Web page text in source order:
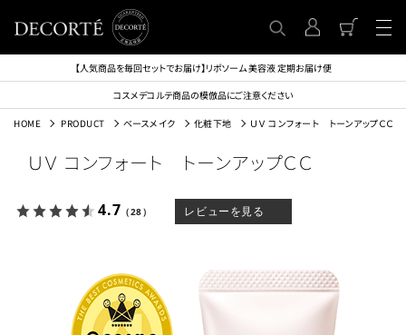
【人気商品を毎回セットでお届け】リポソーム 美容液 定期お届け便
コスメデコルテ商品の模倣品にご注意ください
HOME PRODUCT ベースメイク 化粧下地 ＵＶ コンフォート トーンアップＣＣ
ＵＶ コンフォート トーンアップＣＣ
4.7 （28） レビューを見る